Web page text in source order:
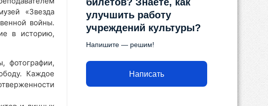
«Звезда
войны.
в историю,
фотографии,
Каждое
улучшить работу
учреждений культуры?
Напишите — решим!
Написать